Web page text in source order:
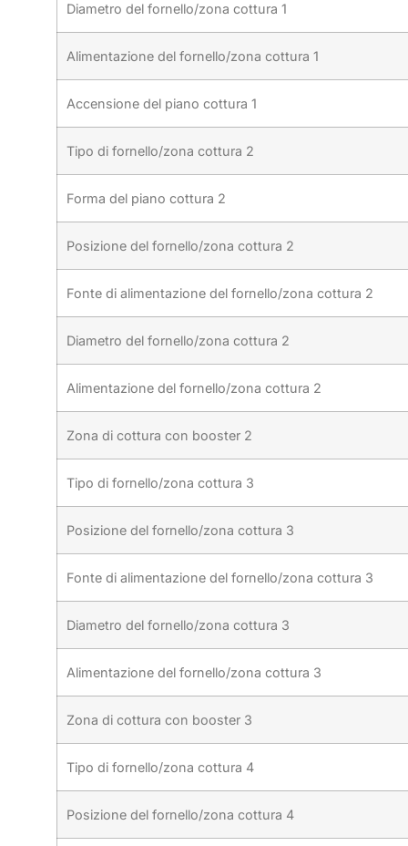
Diametro del fornello/zona cottura 1
Alimentazione del fornello/zona cottura 1
Accensione del piano cottura 1
Tipo di fornello/zona cottura 2
Forma del piano cottura 2
Posizione del fornello/zona cottura 2
Fonte di alimentazione del fornello/zona cottura 2
Diametro del fornello/zona cottura 2
Alimentazione del fornello/zona cottura 2
Zona di cottura con booster 2
Tipo di fornello/zona cottura 3
Posizione del fornello/zona cottura 3
Fonte di alimentazione del fornello/zona cottura 3
Diametro del fornello/zona cottura 3
Alimentazione del fornello/zona cottura 3
Zona di cottura con booster 3
Tipo di fornello/zona cottura 4
Posizione del fornello/zona cottura 4